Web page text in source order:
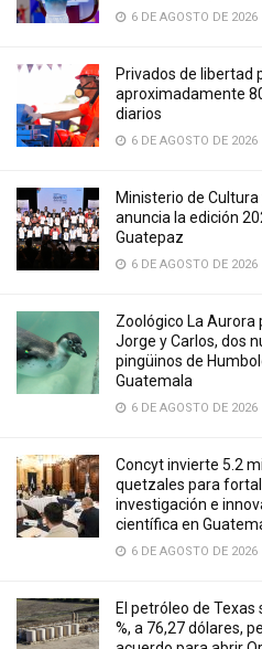
6 DE AGOSTO DE 2026
Privados de libertad
aproximadamente
diarios
6 DE AGOSTO DE 2026
Ministerio de
anuncia la edición
Guatepaz
6 DE AGOSTO DE 2026
Zoológico La Aurora
Jorge y Carlos, dos
pingüinos de
Guatemala
6 DE AGOSTO DE 2026
Concyt invierte 5.2
quetzales para
investigación e
científica en
6 DE AGOSTO DE 2026
El petróleo de Texas
%, a 76,27 dólares,